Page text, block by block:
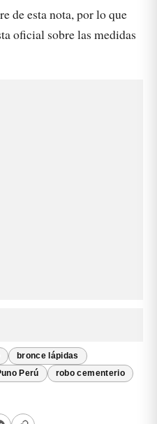
de esta nota, por lo que
oficial sobre las medidas
bronce lápidas
Perú robo cementerio